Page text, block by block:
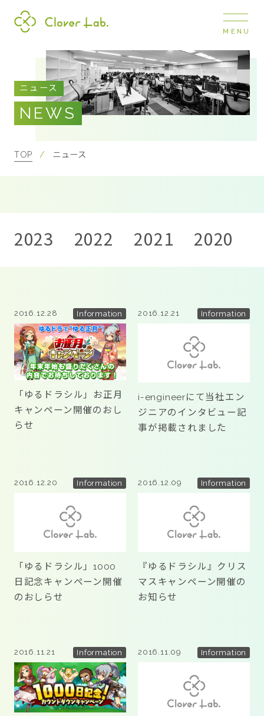
COMPANY
企業情報
ナビ
事業展開
NEWS
CONTACT
twitter facebook instagram
MENU
ニュース
NEWS
TOP ニュース
2023 2022 2021 2020
2016.12.28 Information
「ゆるドラシル」お正月
キャンペーン開催のおし
らせ
2016.12.21 Information
i-engineerにて当社エン
ジニアのインタビュー記
事が掲載されました
2016.12.20 Information
「ゆるドラシル」1000
日記念キャンペーン開催
のおしらせ
2016.12.09 Information
『ゆるドラシル』クリス
マスキャンペーン開催の
お知らせ
2016.11.21 Information 2016.11.09 Information